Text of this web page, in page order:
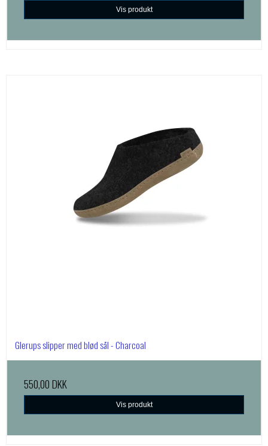
Vis produkt
Glerups slipper med blød sål - Charcoal
550,00 DKK
Vis produkt